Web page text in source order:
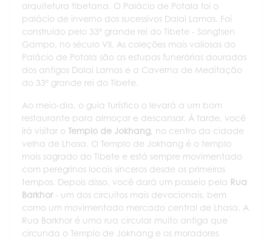
arquitetura tibetana. O Palácio de Potala foi o
palácio de inverno dos sucessivos Dalai Lamas. Foi
construído pelo 33º grande rei do Tibete - Songtsen
Gampo, no século VII. As coleções mais valiosas do
Palácio de Potala são as estupas funerárias douradas
dos antigos Dalai Lamas e a Caverna de Meditação
do 33º grande rei do Tibete.
Ao meio-dia, o guia turístico o levará a um bom
restaurante para almoçar e descansar. À tarde, você
irá visitar o Templo de Jokhang, no centro da cidade
velha de Lhasa. O Templo de Jokhang é o templo
mais sagrado do Tibete e está sempre movimentado
com peregrinos locais sinceros desde os primeiros
tempos. Depois disso, você dará um passeio pela Rua
Barkhor- um dos circuitos mais devocionais, bem
como um movimentado mercado central de Lhasa. A
Rua Barkhor é uma rua circular muito antiga que
circunda o Templo de Jokhang e os moradores